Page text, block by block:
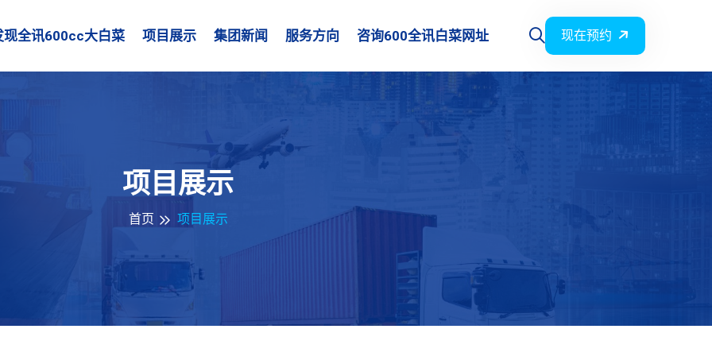
现全讯600cc大白菜 项目展示 集团新闻 服务方向 咨询600全讯白菜网址 现在预约
项目展示
首页 项目展示